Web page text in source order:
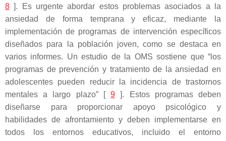
8 ]. Es urgente abordar estos problemas asociados a la
ansiedad de forma temprana y eficaz, mediante la
implementación de programas de intervención específicos
diseñados para la población joven, como se destaca en
varios informes. Un estudio de la OMS sostiene que “los
programas de prevención y tratamiento de la ansiedad en
adolescentes pueden reducir la incidencia de trastornos
mentales a largo plazo” [9 ]. Estos programas deben
diseñarse para proporcionar apoyo psicológico y
habilidades de afrontamiento y deben implementarse en
todos los entornos educativos, incluido el entorno